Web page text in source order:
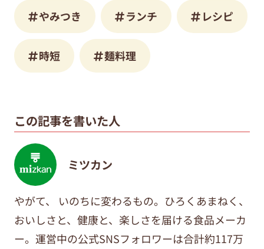
やみつき ランチ レシピ
時短 麺料理
この記事を書いた人
ミツカン
やがて、 いのちに変わるもの。 ひろくあまねく、
おいしさと、健康と、楽しさを届ける食品メーカ
ー。 運営中の公式SNSフォロワーは合計約117万